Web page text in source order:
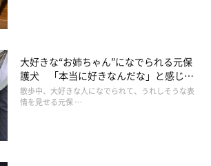
大好きな“お姉ちゃん”になでられる元保
護犬 「本当に好きなんだな」と感じる
表情にほっこり
散歩中、大好きな人になでられて、うれしそうな表
情を見せる元保 …